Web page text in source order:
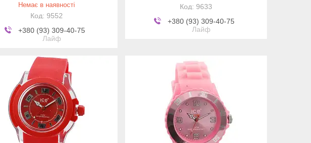
Немає в наявності
9552
+380 (93) 309-40-75
Лайф
9633
+380 (93) 309-40-75
Лайф